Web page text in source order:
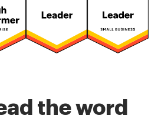
the word